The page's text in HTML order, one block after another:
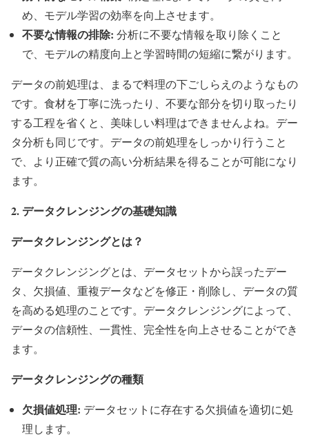
め、モデル学習の効率を向上させます。
不要な情報の排除: 分析に不要な情報を取り除くこと
で、モデルの精度向上と学習時間の短縮に繋がります。
データの前処理は、まるで料理の下ごしらえのようなもの
です。食材を丁寧に洗ったり、不要な部分を切り取ったり
する工程を省くと、美味しい料理はできませんよね。デー
タ分析も同じです。データの前処理をしっかり行うこと
で、より正確で質の高い分析結果を得ることが可能になり
ます。
2. データクレンジングの基礎知識
データクレンジングとは？
データクレンジングとは、データセットから誤ったデー
タ、欠損値、重複データなどを修正・削除し、データの質
を高める処理のことです。データクレンジングによって、
データの信頼性、一貫性、完全性を向上させることができ
ます。
データクレンジングの種類
欠損値処理: データセットに存在する欠損値を適切に処
理します。